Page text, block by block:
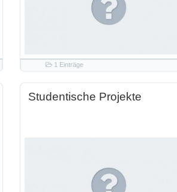
1 Einträge
Studentische Projekte